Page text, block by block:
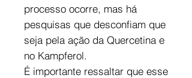
processo ocorre, mas há
pesquisas que desconfiam que
seja pela ação da Quercetina e
no Kampferol.
É importante ressaltar que esse